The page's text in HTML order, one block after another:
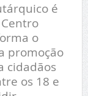
é
o
promoção
cidadãos
os 18 e